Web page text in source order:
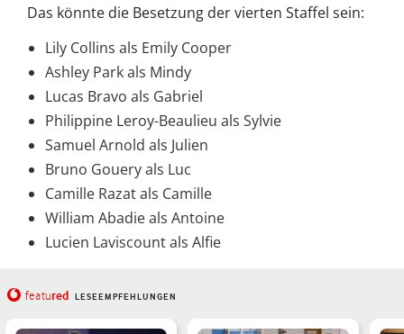
Das könnte die Besetzung der vierten Staffel sein:
Lily Collins als Emily Cooper
Ashley Park als Mindy
Lucas Bravo als Gabriel
Philippine Leroy-Beaulieu als Sylvie
Samuel Arnold als Julien
Bruno Gouery als Luc
Camille Razat als Camille
William Abadie als Antoine
Lucien Laviscount als Alfie
featured LESEEMPFEHLUNGEN